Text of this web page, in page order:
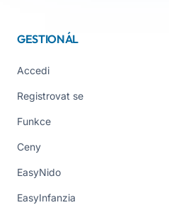
GESTIONÁL
Accedi
Registrovat se
Funkce
Ceny
EasyNido
EasyInfanzia